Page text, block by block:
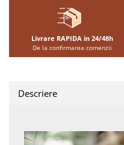
Livrare RAPIDA in 24/48h
De la confirmarea comenzii
Descriere